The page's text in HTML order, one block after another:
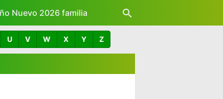
Nuevo 2026 familia
U V W X Y Z